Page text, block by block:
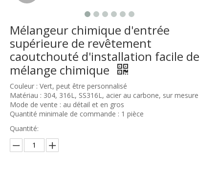
Mélangeur chimique d'entrée
supérieure de revêtement
caoutchouté d'installation facile de
mélange chimique
Couleur : Vert, peut être personnalisé
Matériau : 304, 316L, SS316L, acier au carbone, sur mesure
Mode de vente : au détail et en gros
Quantité minimale de commande : 1 pièce
Quantité: